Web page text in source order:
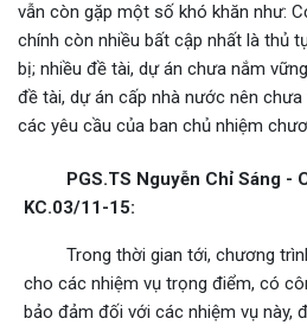
vẫn còn gặp một số khó khăn như:
chính còn nhiều bất cập nhất là thủ
bị; nhiều đề tài, dự án chưa nắm
đề tài, dự án cấp nhà nước nên
các yêu cầu của ban chủ nhiệm
PGS.TS Nguyễn Chỉ Sáng -
KC.03/11-15:
Trong thời gian tới, chương
cho các nhiệm vụ trọng điểm, có
bảo đảm đối với các nhiệm vụ này,